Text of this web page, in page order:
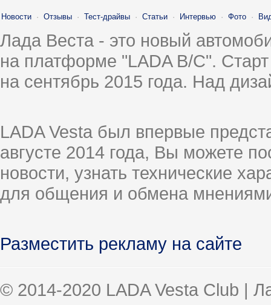
Новости · Отзывы · Тест-драйвы · Статьи · Интервью · Фото ·
Лада Веста - это новый
на платформе "LADA B/C".
на сентябрь 2015 года. Над
LADA Vesta был впервые
августе 2014 года, Вы можете
новости, узнать технические
для общения и обмена
Разместить рекламу на сайте
© 2014-2020 LADA Vesta Club |